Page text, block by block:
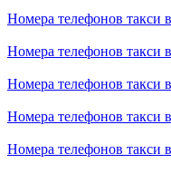
Номера телефонов такси
Номера телефонов такси
Номера телефонов такси
Номера телефонов такси
Номера телефонов такси